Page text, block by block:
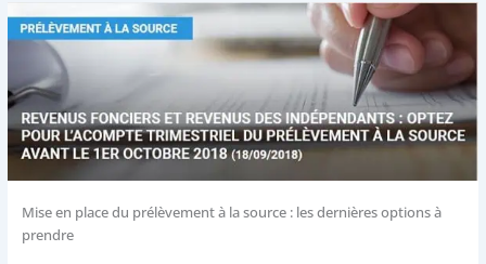
Mise en place du prélèvement à la source : les dernières options à
prendre